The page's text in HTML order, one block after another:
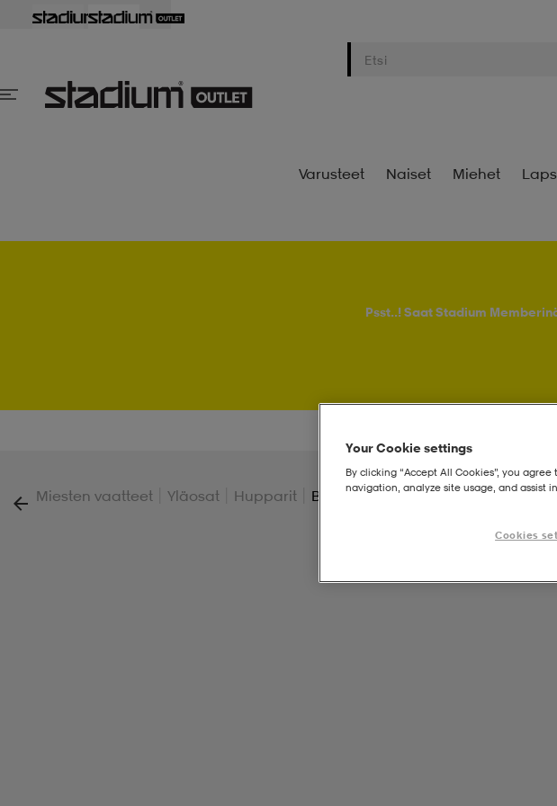
Varusteet Naiset Miehet
Psst..! Saat Stadium
Miesten vaatteet Yläosat Hupparit Brian 1/2 Zip Sweat
Your Cookie settings
By clicking “Accept All Cookies”, you
navigation, analyze site usage, and assist
Cookies